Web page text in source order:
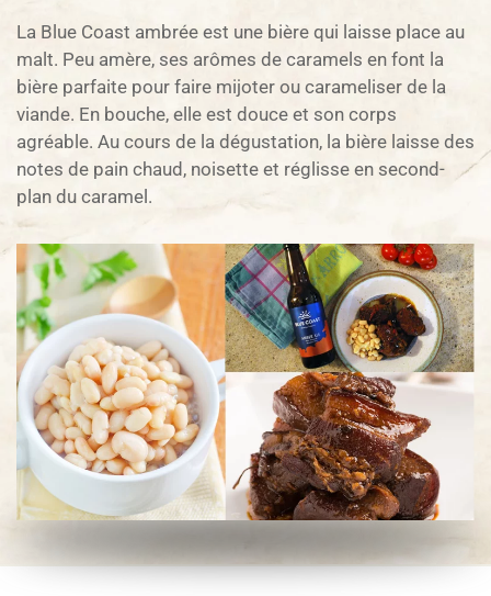
La Blue Coast ambrée est une bière qui laisse place au
malt. Peu amère, ses arômes de caramels en font la
bière parfaite pour faire mijoter ou carameliser de la
viande. En bouche, elle est douce et son corps
agréable. Au cours de la dégustation, la bière laisse des
notes de pain chaud, noisette et réglisse en second-
plan du caramel.